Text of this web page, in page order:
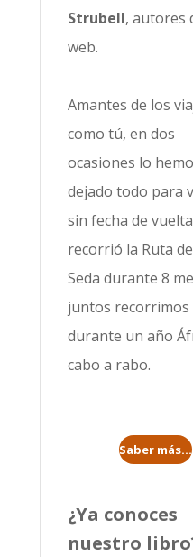
Strubell, autores
web.
Amantes de los
como tú, en dos
ocasiones lo
dejado todo para
sin fecha de
recorrió la Ruta
Seda durante 8
juntos recorrimos
durante un año
cabo a rabo.
Saber más...
¿Ya conoces
nuestro